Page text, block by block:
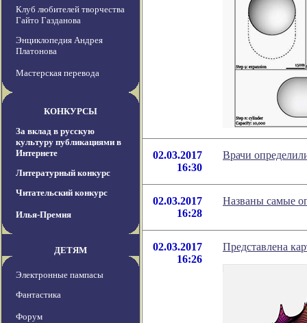
Клуб любителей творчества
Гайто Газданова
Энциклопедия Андрея
Платонова
Мастерская перевода
КОНКУРСЫ
За вклад в русскую
культуру публикациями в
Интернете
Литературный конкурс
Читательский конкурс
Илья-Премия
ДЕТЯМ
Электронные пампасы
Фантастика
Форум
02.03.2017
16:30
Врачи
02.03.2017
16:28
Названы самые
02.03.2017
16:26
Представлена